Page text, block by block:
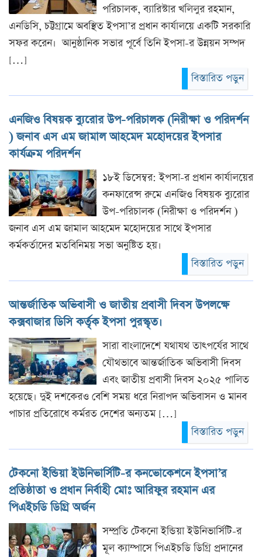
পরিচালক, ব্যারিস্টার খলিলুর রহমান,
এনডিসি, চট্টগ্রামে অবস্থিত ইপসা’র প্রধান কার্যালয়ে একটি সরকারি
সফর করেন। আনুষ্ঠানিক সভার পূর্বে তিনি ইপসা-র উন্নয়ন সম্পদ
[…]
বিস্তারিত পড়ুন
এনজিও বিষয়ক ব‍্যুরোর উপ-পরিচালক (নিরীক্ষা ও পরিদর্শন
) জনাব এস এম জামাল আহমেদ মহোদয়ের ইপসার
কার্যক্রম পরিদর্শন
১৮ই ডিসেম্বর: ইপসা-র প্রধান কার্যালয়ের
কনফারেন্স রুমে এনজিও বিষয়ক ব‍্যুরোর
উপ-পরিচালক (নিরীক্ষা ও পরিদর্শন )
জনাব এস এম জামাল আহমেদ মহোদয়ের সাথে ইপসার
কর্মকর্তাদের মতবিনিময় সভা অনুষ্টিত হয়।
বিস্তারিত পড়ুন
আন্তর্জাতিক অভিবাসী ও জাতীয় প্রবাসী দিবস উপলক্ষে
কক্সবাজার ডিসি কর্তৃক ইপসা পুরস্কৃত।
সারা বাংলাদেশে যথাযথ তাৎপর্যের সাথে
যৌথভাবে আন্তর্জাতিক অভিবাসী দিবস
এবং জাতীয় প্রবাসী দিবস ২০২৫ পালিত
হয়েছে। দুই দশকেরও বেশি সময় ধরে নিরাপদ অভিবাসন ও মানব
পাচার প্রতিরোধে কর্মরত দেশের অন্যতম […]
বিস্তারিত পড়ুন
টেকনো ইন্ডিয়া ইউনিভার্সিটি-র কনভোকেশনে ইপসা’র
প্রতিষ্ঠাতা ও প্রধান নির্বাহী মোঃ আরিফুর রহমান এর
পিএইচডি ডিগ্রি অর্জন
সম্প্রতি টেকনো ইন্ডিয়া ইউনিভার্সিটি-র
মূল ক্যাম্পাসে পিএইচডি ডিগ্রি প্রদানের